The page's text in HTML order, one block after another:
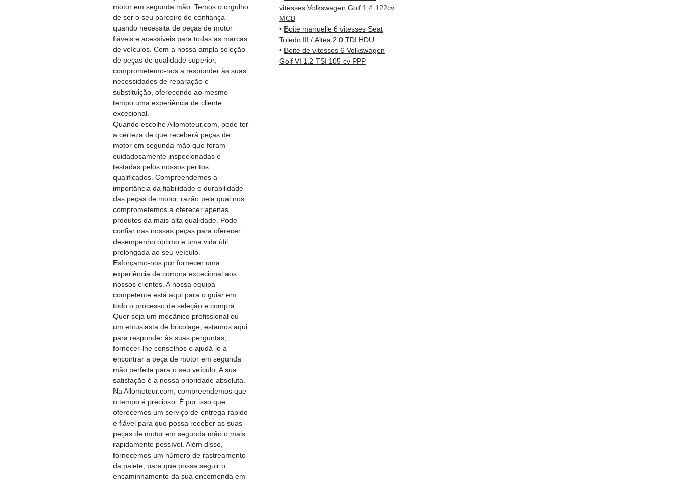
motor em segunda mão. Temos o orgulho
de ser o seu parceiro de confiança
quando necessita de peças de motor
fiáveis e acessíveis para todas as marcas
de veículos. Com a nossa ampla seleção
de peças de qualidade superior,
comprometemo-nos a responder às suas
necessidades de reparação e
substituição, oferecendo ao mesmo
tempo uma experiência de cliente
excecional.
Quando escolhe Allomoteur.com, pode ter
a certeza de que receberá peças de
motor em segunda mão que foram
cuidadosamente inspecionadas e
testadas pelos nossos peritos
qualificados. Compreendemos a
importância da fiabilidade e durabilidade
das peças de motor, razão pela qual nos
comprometemos a oferecer apenas
produtos da mais alta qualidade. Pode
confiar nas nossas peças para oferecer
desempenho óptimo e uma vida útil
prolongada ao seu veículo.
Esforçamo-nos por fornecer uma
experiência de compra excecional aos
nossos clientes. A nossa equipa
competente está aqui para o guiar em
todo o processo de seleção e compra.
Quer seja um mecânico profissional ou
um entusiasta de bricolage, estamos aqui
para responder às suas perguntas,
fornecer-lhe conselhos e ajudá-lo a
encontrar a peça de motor em segunda
mão perfeita para o seu veículo. A sua
satisfação é a nossa prioridade absoluta.
Na Allomoteur.com, compreendemos que
o tempo é precioso. É por isso que
oferecemos um serviço de entrega rápido
e fiável para que possa receber as suas
peças de motor em segunda mão o mais
rapidamente possível. Além disso,
fornecemos um número de rastreamento
da palete, para que possa seguir o
encaminhamento da sua encomenda em
vitesses Volkswagen Golf 1.4 122cv
MCB
• Boite manuelle 6 vitesses Seat
Toledo III / Altea 2.0 TDI HDU
• Boite de vitesses 6 Volkswagen
Golf VI 1.2 TSI 105 cv PPP